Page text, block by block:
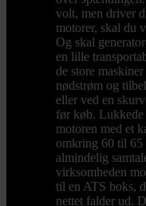
volt, men driver
motorer, skal du
Og skal
en lille
de store
nødstrøm og
eller ved en
før køb.
motoren med et
omkring 60 til 65
almindelig
virksomheden
til en ATS boks,
nettet falder ud.